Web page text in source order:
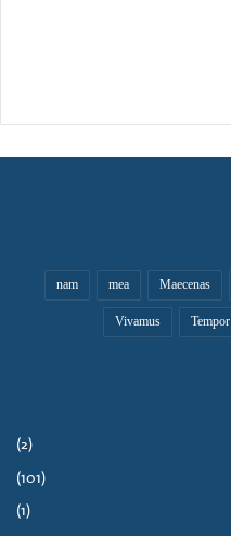
Maecenas
mea
nam
Tempor
Vivamus
(2)
(101)
(1)